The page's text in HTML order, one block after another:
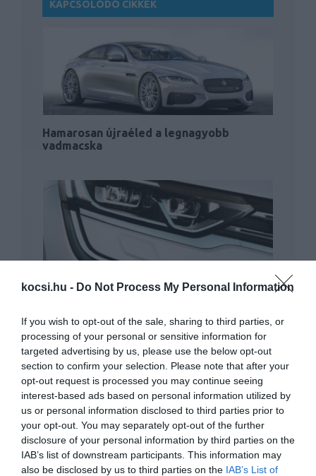
kocsi.hu - Do Not Process My Personal Information
If you wish to opt-out of the sale, sharing to third parties, or
processing of your personal or sensitive information for
targeted advertising by us, please use the below opt-out
section to confirm your selection. Please note that after your
opt-out request is processed you may continue seeing
interest-based ads based on personal information utilized by
us or personal information disclosed to third parties prior to
your opt-out. You may separately opt-out of the further
disclosure of your personal information by third parties on the
IAB’s list of downstream participants. This information may
also be disclosed by us to third parties on the IAB’s List of
KAPCSOLÓDÓ CIKKEK
Hamarosan újraéled a legnagyobb
vadmacska
Jön az új Renault crossover
Az első kép az álca nélküli Hyundai
Konáról